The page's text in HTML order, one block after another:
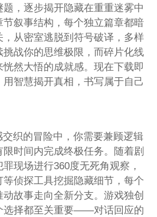
，逐步揭开隐藏在重重迷雾中
叙事结构，每个独立篇章都暗
从密室逃脱到符号破译，多样
战你的思维极限，而碎片化线
然大悟的成就感。现在下载即
智慧揭开真相，书写属于自己
织的冒险中，你需要兼顾逻辑
时间内完成终极任务。随着剧
现场进行360度无死角观察，
侦探工具挖掘隐藏细节，每个
故事走向全新分支。游戏独创
选择都至关重要——对话回应的